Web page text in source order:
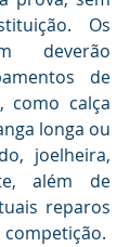
Os
deverão
de
como calça
longa ou
joelheira,
além de
reparos